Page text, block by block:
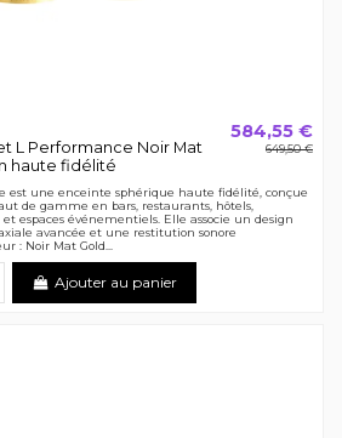
L Performance Noir Mat
haute fidélité
584,55 €
649,50 €
est une enceinte sphérique haute fidélité, conçue
de gamme en bars, restaurants, hôtels,
espaces événementiels. Elle associe un design
avancée et une restitution sonore
: Noir Mat Gold...
Ajouter au panier